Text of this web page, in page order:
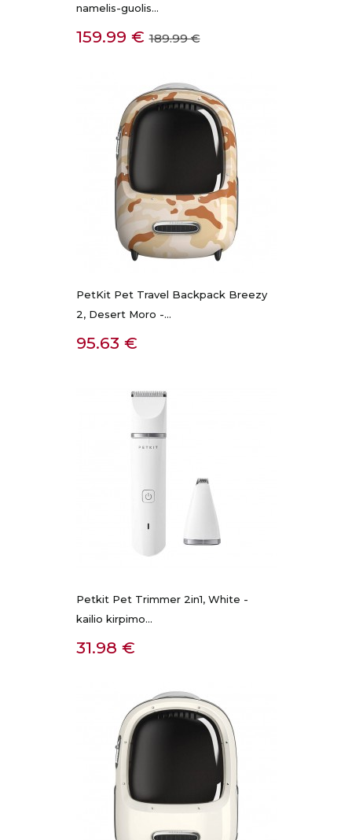
namelis-guolis...
Kaina
159.99 € Bazinė
189.99 €
PetKit Pet Travel Backpack Breezy
2, Desert Moro -...
Kaina
95.63 €
Petkit Pet Trimmer 2in1, White -
kailio kirpimo...
Kaina
31.98 €